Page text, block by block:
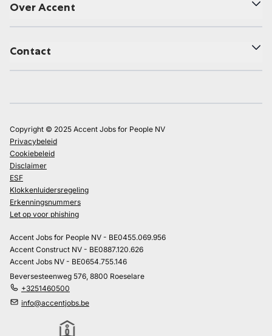
Over Accent
Contact
Copyright © 2025 Accent Jobs for People NV
Privacybeleid
Cookiebeleid
Disclaimer
ESF
Klokkenluidersregeling
Erkenningsnummers
Let op voor phishing
Accent Jobs for People NV - BE0455.069.956
Accent Construct NV - BE0887.120.626
Accent Jobs NV - BE0654.755.146
Beversesteenweg 576, 8800 Roeselare
+3251460500
info@accentjobs.be